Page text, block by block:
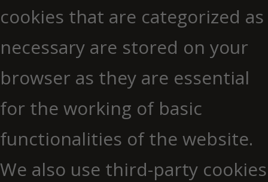
cookies that are categorized as
necessary are stored on your
browser as they are essential
for the working of basic
functionalities of the website.
We also use third-party cookies